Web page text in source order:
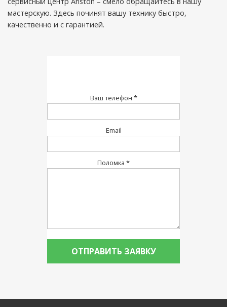
мастерскую. Здесь починят вашу технику быстро,
качественно и с гарантией.
Ваш телефон *
Email
Поломка *